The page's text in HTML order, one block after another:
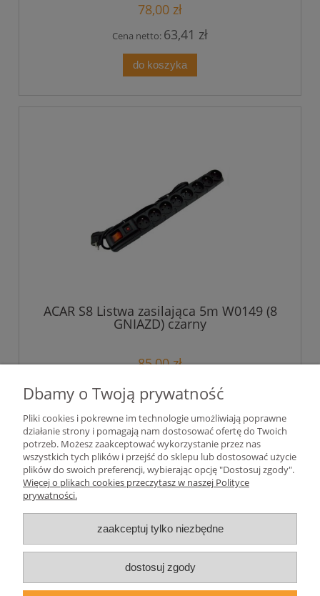
78,00 zł
Cena netto: 63,41 zł
do koszyka
ACAR S8 Listwa zasilająca 5m W0149 (8
GNIAZD) czarny
85,00 zł
Cena netto:69,11 zł
do koszyka
Pomoc
Moje konto
Płatności i dostawa
Informacje
Dbamy o Twoją prywatność
Pliki cookies i pokrewne im technologie umożliwiają poprawne
działanie strony i pomagają nam dostosować ofertę do Twoich
potrzeb. Możesz zaakceptować wykorzystanie przez nas
wszystkich tych plików i przejść do sklepu lub dostosować użycie
plików do swoich preferencji, wybierając opcję "Dostosuj zgody".
Więcej o plikach cookies przeczytasz w naszej Polityce
prywatności.
zaakceptuj tylko niezbędne
dostosuj zgody